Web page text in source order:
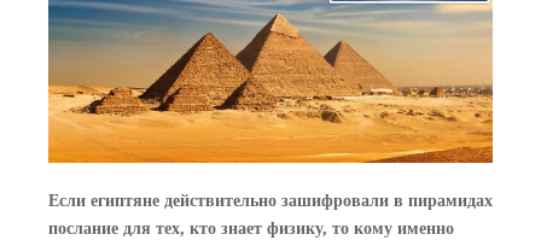
Если египтяне действительно зашифровали в пирамидах
послание для тех, кто знает физику, то кому именно